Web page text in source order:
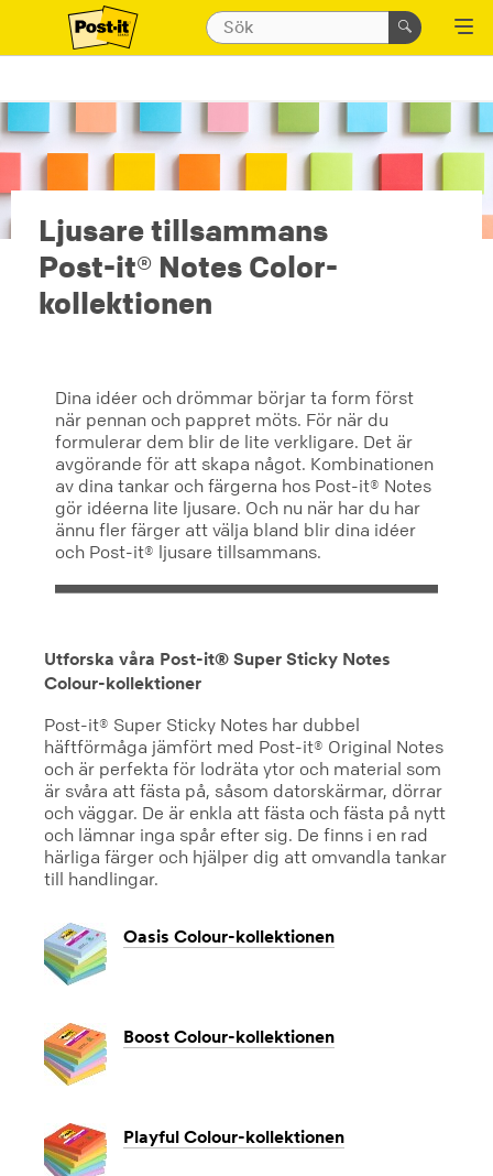
Ljusare tillsammans
Post-it® Notes Color-
kollektionen
Dina idéer och drömmar börjar ta form först
när pennan och pappret möts. För när du
formulerar dem blir de lite verkligare. Det är
avgörande för att skapa något. Kombinationen
av dina tankar och färgerna hos Post-it® Notes
gör idéerna lite ljusare. Och nu när har du har
ännu fler färger att välja bland blir dina idéer
och Post-it® ljusare tillsammans.
Utforska våra Post-it® Super Sticky Notes
Colour-kollektioner
Post-it® Super Sticky Notes har dubbel
häftförmåga jämfört med Post-it® Original Notes
och är perfekta för lodräta ytor och material som
är svåra att fästa på, såsom datorskärmar, dörrar
och väggar. De är enkla att fästa och fästa på nytt
och lämnar inga spår efter sig. De finns i en rad
härliga färger och hjälper dig att omvandla tankar
till handlingar.
Oasis Colour-kollektionen
Boost Colour-kollektionen
Playful Colour-kollektionen